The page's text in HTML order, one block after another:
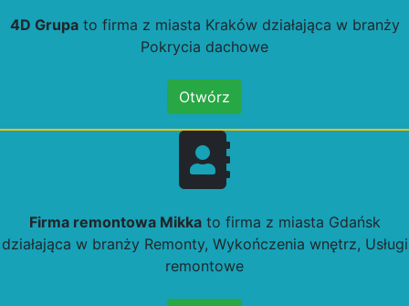
4D Grupato firma z miasta Kraków działająca w branży
Pokrycia dachowe
Otwórz
Firma remontowa Mikkato firma z miasta Gdańsk
działająca w branży Remonty, Wykończenia wnętrz, Usługi
remontowe